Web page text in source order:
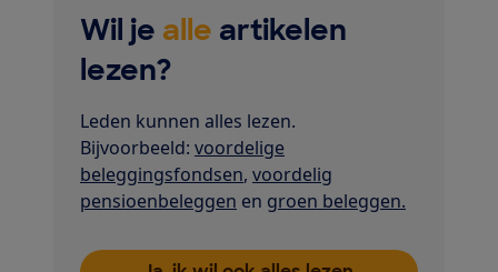
Wil je alle artikelen
lezen?
Leden kunnen alles lezen.
Bijvoorbeeld: voordelige
beleggingsfondsen, voordelig
pensioenbeleggen en groen beleggen.